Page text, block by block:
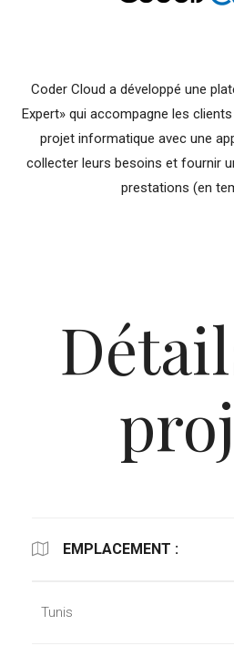
Coder Cloud a développé une
Expert» qui accompagne les
projet informatique avec une
collecter leurs besoins et fournir
prestations (en
EMPLACEMENT :
Tunis